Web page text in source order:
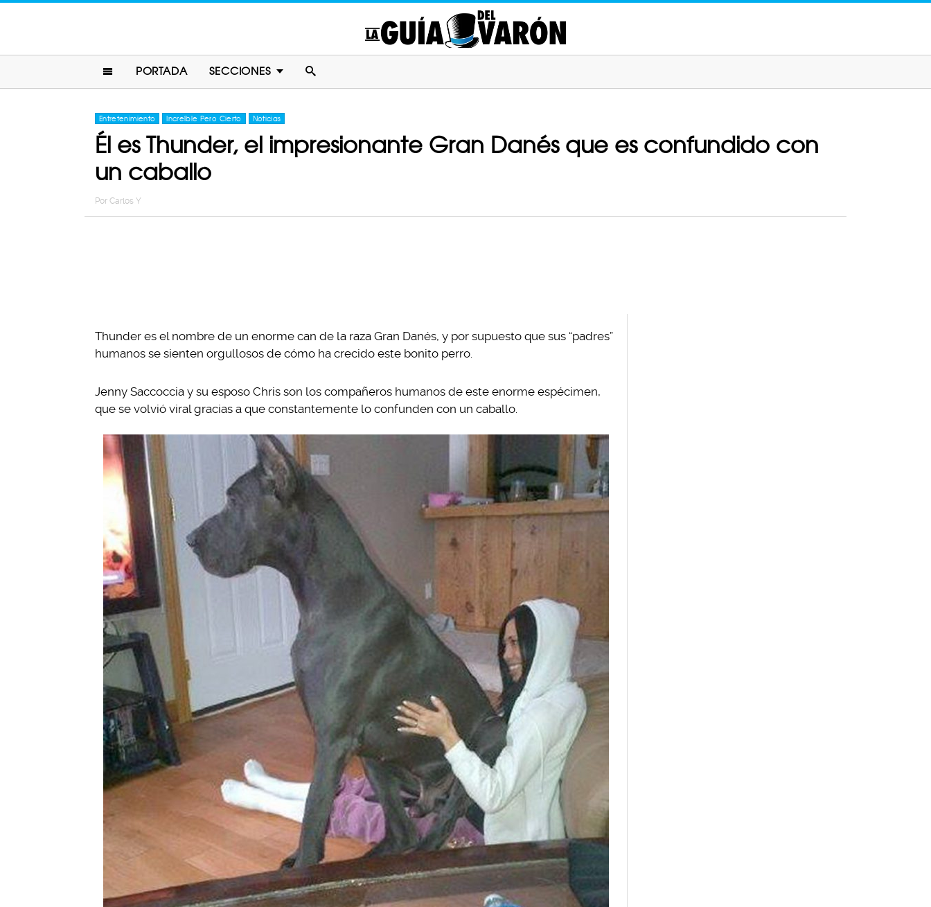
PORTADA SECCIONES
Entretenimiento Increíble Pero Cierto Noticias
Él es Thunder, el impresionante Gran Danés que es confundido con
un caballo
Por Carlos Y
Thunder es el nombre de un enorme can de la raza Gran Danés, y por supuesto que sus “padres”
humanos se sienten orgullosos de cómo ha crecido este bonito perro.
Jenny Saccoccia y su esposo Chris son los compañeros humanos de este enorme espécimen,
que se volvió viral gracias a que constantemente lo confunden con un caballo.